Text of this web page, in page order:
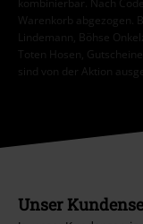
Warenkorb abgezogen.
Lindemann, Böhse
Toten Hosen,
sind von der Aktion
Unser